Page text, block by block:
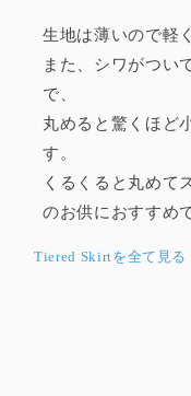
生地は薄いので軽
また、シワがつい
で、
丸めると驚くほど
す。
くるくると丸めて
のお供におすすめ
Tiered Skirtを全て見る